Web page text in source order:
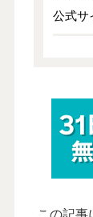
公式サ